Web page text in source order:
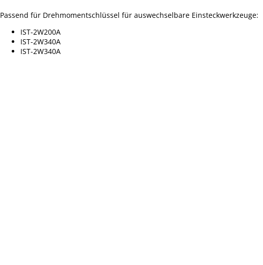
Passend für Drehmomentschlüssel für auswechselbare Einsteckwerkzeuge:
IST-2W200A
IST-2W340A
IST-2W340A